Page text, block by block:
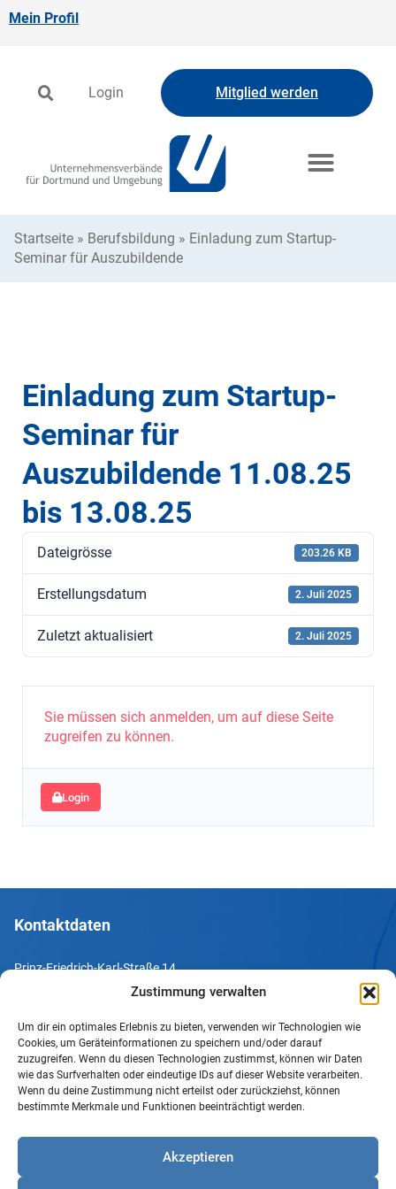
Zustimmung verwalten
Um dir ein optimales Erlebnis zu bieten, verwenden wir Technologien wie
Cookies, um Geräteinformationen zu speichern und/oder darauf
zuzugreifen. Wenn du diesen Technologien zustimmst, können wir Daten
wie das Surfverhalten oder eindeutige IDs auf dieser Website verarbeiten.
Wenn du deine Zustimmung nicht erteilst oder zurückziehst, können
bestimmte Merkmale und Funktionen beeinträchtigt werden.
Akzeptieren
Mein Profil
Login Mitglied werden
Startseite » Berufsbildung » Einladung zum Startup-
Seminar für Auszubildende
Einladung zum Startup-
Seminar für
Auszubildende 11.08.25
bis 13.08.25
Dateigrösse 203.26 KB
Erstellungsdatum 2. Juli 2025
Zuletzt aktualisiert 2. Juli 2025
Sie müssen sich anmelden, um auf diese Seite
zugreifen zu können.
Login
Kontaktdaten
Prinz-Friedrich-Karl-Straße 14
Tel. +49 231 952052-10
Fax +49 231 952052-60
e-Mail info@uv-do.de
Internet www.uv-do.de
Impressum